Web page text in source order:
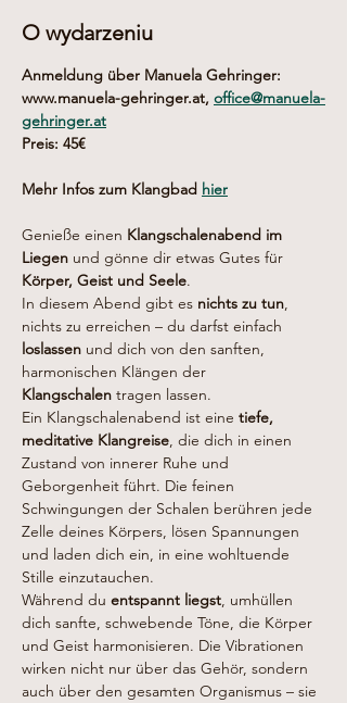
O wydarzeniu
Anmeldung über Manuela Gehringer:
www.manuela-gehringer.at, office@manuela-
gehringer.at
Preis: 45€
Mehr Infos zum Klangbad hier
Genieße einen Klangschalenabend im
Liegen und gönne dir etwas Gutes für
Körper, Geist und Seele.
In diesem Abend gibt es nichts zu tun,
nichts zu erreichen – du darfst einfach
loslassen und dich von den sanften,
harmonischen Klängen der
Klangschalen tragen lassen.
Ein Klangschalenabend ist eine tiefe,
meditative Klangreise, die dich in einen
Zustand von innerer Ruhe und
Geborgenheit führt. Die feinen
Schwingungen der Schalen berühren jede
Zelle deines Körpers, lösen Spannungen
und laden dich ein, in eine wohltuende
Stille einzutauchen.
Während du entspannt liegst, umhüllen
dich sanfte, schwebende Töne, die Körper
und Geist harmonisieren. Die Vibrationen
wirken nicht nur über das Gehör, sondern
auch über den gesamten Organismus – sie